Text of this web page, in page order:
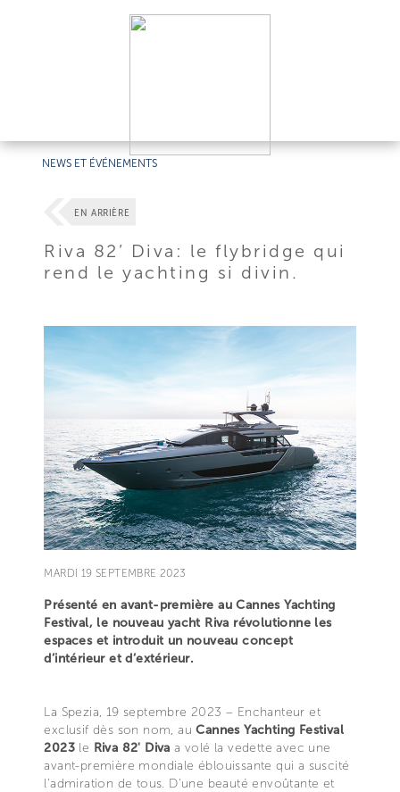
NEWS ET ÉVÉNEMENTS
EN ARRIÈRE
Riva 82’ Diva: le flybridge qui
rend le yachting si divin.
MARDI 19 SEPTEMBRE 2023
Présenté en avant-première au Cannes Yachting
Festival, le nouveau yacht Riva révolutionne les
espaces et introduit un nouveau concept
d’intérieur et d’extérieur.
La Spezia, 19 septembre 2023 – Enchanteur et
exclusif dès son nom, auCannes Yachting Festival
2023le Riva 82' Divaa volé la vedette avec une
avant-première mondiale éblouissante qui a suscité
l’admiration de tous. D'une beauté envoûtante et